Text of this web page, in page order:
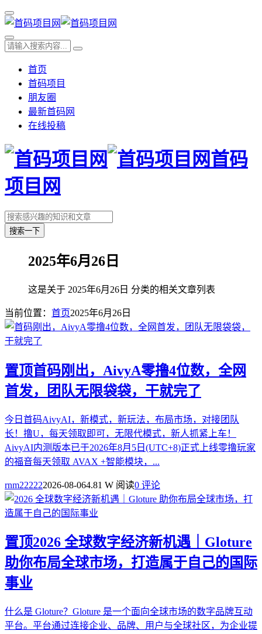
首页
首码项目
朋友圈
最新首码网
在线投稿
首码
项目网
搜索一下
2025年6月26日
这是关于 2025年6月26日 分类的相关文章列表
当前位置： 首页2025年6月26日
置顶首码刚出，AivyA零撸4位数，全网
首发，团队无限袋袋，干就完了
今日首码AivyAI，新模式，新玩法，布局市场，对接团队
长！撸U，每天领取即可，无限代模式，新人抓紧上车！
AivyAI内测版本已于2026年8月5日(UTC+8)正式上线零撸玩家
的福音每天领取 AVAX +智能模块，...
rnm222222026-08-064.81 W 阅读0 评论
置顶2026 全球数字经济新机遇｜Gloture
助你布局全球市场，打造属于自己的国际
事业
什么是 Gloture？Gloture 是一个面向全球市场的数字品牌互动
平台。平台通过连接企业、品牌、用户与全球社区，为企业提